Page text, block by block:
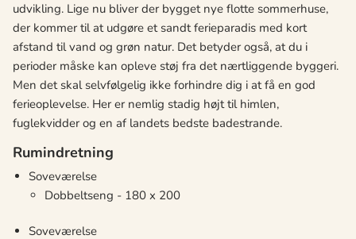
udvikling. Lige nu bliver der bygget nye flotte sommerhuse,
der kommer til at udgøre et sandt ferieparadis med kort
afstand til vand og grøn natur. Det betyder også, at du i
perioder måske kan opleve støj fra det nærtliggende byggeri.
Men det skal selvfølgelig ikke forhindre dig i at få en god
ferieoplevelse. Her er nemlig stadig højt til himlen,
fuglekvidder og en af landets bedste badestrande.
Rumindretning
Soveværelse
Dobbeltseng - 180 x 200
Soveværelse